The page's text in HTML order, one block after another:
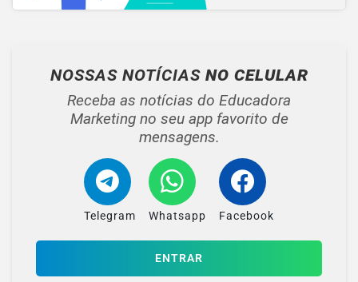
NOSSAS NOTÍCIAS NO CELULAR
Receba as notícias do Educadora
Marketing no seu app favorito de
mensagens.
Telegram Whatsapp Facebook
ENTRAR